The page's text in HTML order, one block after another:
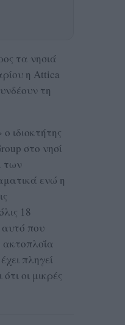
τα νησιά
η Attica
τη
ιδιοκτήτης
στο νησί
των
ενώ η
18
αυτό που
ακτοπλοΐα
πληγεί
οι μικρές